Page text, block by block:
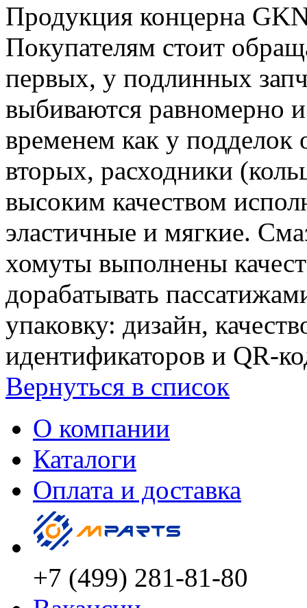
Продукция концерна
Покупателям стоит
первых, у подлинных
выбиваются равномерно
временем как у
вторых, расходники
высоким качеством
эластичные и мягкие.
хомуты выполнены
дорабатывать
упаковку: дизайн,
идентификаторов и QR-
Вернуться в список
О компании
Каталоги
Оплата и доставка
+7 (499) 281-81-80